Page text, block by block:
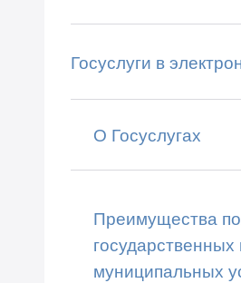
Госуслуги в
О Госуслугах
Преимущества
государственных
муниципальных